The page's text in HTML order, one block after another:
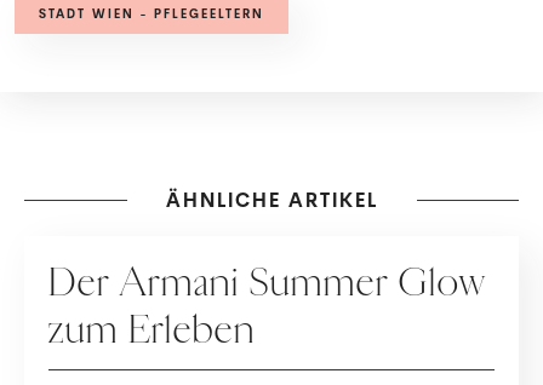
STADT WIEN - PFLEGEELTERN
ÄHNLICHE ARTIKEL
Der Armani Summer Glow
zum Erleben